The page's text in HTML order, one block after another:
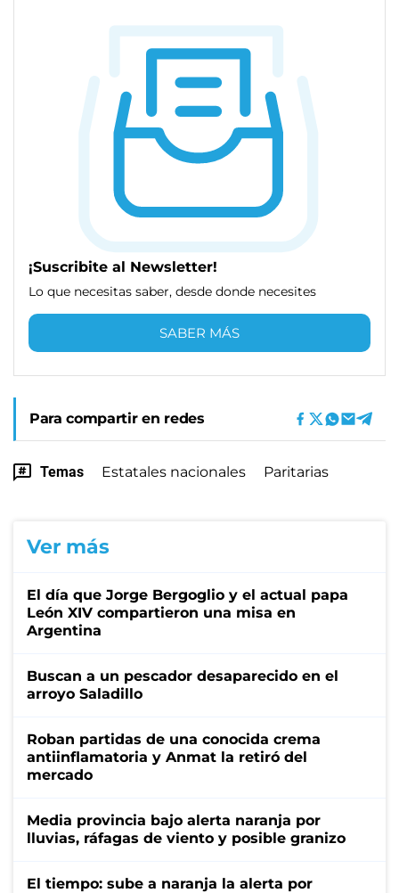
¡Suscribite al Newsletter!
Lo que necesitas saber, desde donde necesites
SABER MÁS
Para compartir en redes
Temas Estatales nacionales Paritarias
Ver más
El día que Jorge Bergoglio y el actual papa
León XIV compartieron una misa en
Argentina
Buscan a un pescador desaparecido en el
arroyo Saladillo
Roban partidas de una conocida crema
antiinflamatoria y Anmat la retiró del
mercado
Media provincia bajo alerta naranja por
lluvias, ráfagas de viento y posible granizo
El tiempo: sube a naranja la alerta por